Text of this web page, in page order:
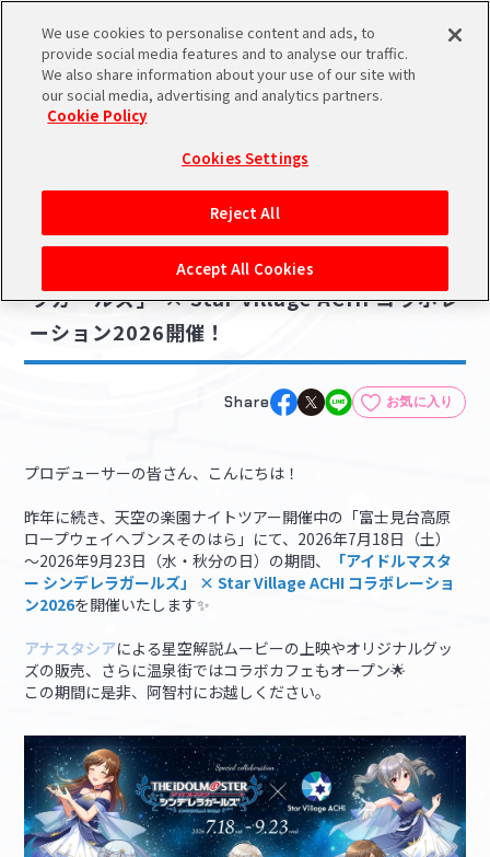
スケジュール 検索
バンダイナムコIDで
アイドルマスター ポータルへの登録について
シリアルコード・
あいことば
活動履歴
閲覧履歴・購入履歴
お気に入り
マイスケジュール
マイデスク設定変更 バンダイナムコID Link設定
ニュース
グッズ コラボ・キャンペーン
2026.05.21
【シンデレラ】「アイドルマスター シンデレ
ラガールズ」 × Star Village ACHI コラボレ
ーション2026開催！
Share お気に入り
プロデューサーの皆さん、こんにちは！
昨年に続き、天空の楽園ナイトツアー開催中の「富士見台高原
ロープウェイヘブンスそのはら」にて、2026年7月18日（土）
～2026年9月23日（水・秋分の日）の期間、
「アイドルマスタ
ー シンデレラガールズ」 × Star Village ACHI コラボレーショ
ン2026を開催いたします✨
アナスタシアによる星空解説ムービーの上映やオリジナルグッ
ズの販売、さらに温泉街ではコラボカフェもオープン🌟
この期間に是非、阿智村にお越しください。
We use cookies to personalise content and ads, to
provide social media features and to analyse our traffic.
We also share information about your use of our site with
our social media, advertising and analytics partners.
Cookie Policy
Cookies Settings
Reject All
Accept All Cookies